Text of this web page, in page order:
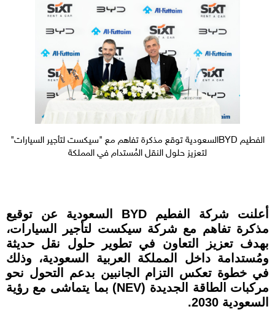
الفطيم BYDالسعودية توقع مذكرة تفاهم مع "سيكست لتأجير السيارات"
لتعزيز حلول النقل المُستدام في المملكة
أعلنت شركة الفطيم BYD السعودية عن توقيع
مذكرة تفاهم مع شركة سيكست لتأجير السيارات،
بهدف تعزيز التعاون في تطوير حلول نقل حديثة
ومُستدامة داخل المملكة العربية السعودية، وذلك
في خطوة تعكس التزام الجانبين بدعم التحول نحو
مركبات الطاقة الجديدة (NEV) بما يتماشى مع رؤية
السعودية 2030.